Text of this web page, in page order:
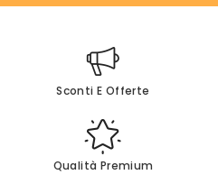
Sconti E Offerte
Qualità Premium